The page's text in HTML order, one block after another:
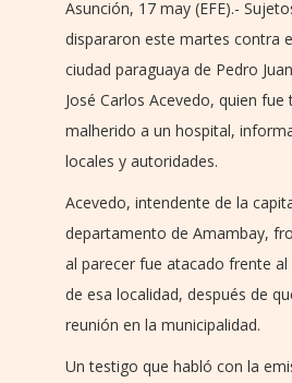
Asunción, 17 may (EFE).-
dispararon este martes contra
ciudad paraguaya de Pedro
José Carlos Acevedo, quien fue
malherido a un hospital,
locales y autoridades.
Acevedo, intendente de la
departamento de Amambay,
al parecer fue atacado frente al
de esa localidad, después de
reunión en la municipalidad.
Un testigo que habló con la